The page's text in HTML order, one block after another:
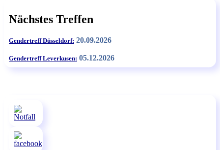
Nächstes Treffen
Gendertreff Düsseldorf: 20.09.2026
Gendertreff Leverkusen: 05.12.2026